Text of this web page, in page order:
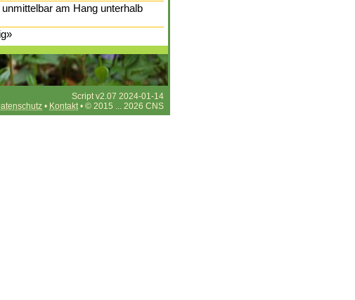
am Hang unterhalb
Script v2.07 2024-01-14
• Kontakt• © 2015 ... 2026 CNS